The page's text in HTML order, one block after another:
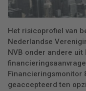
Het risicoprofiel van
Nederlandse
NVB onder andere
Financieringsmonitor
geaccepteerd ten